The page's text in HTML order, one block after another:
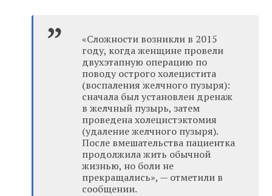
«Сложности возникли в 2015
году, когда женщине провели
двухэтапную операцию по
поводу острого холецистита
(воспаления желчного пузыря):
сначала был установлен дренаж
в желчный пузырь, затем
проведена холецистэктомия
(удаление желчного пузыря).
После вмешательства пациентка
продолжила жить обычной
жизнью, но боли не
прекращались», — отметили в
сообщении.